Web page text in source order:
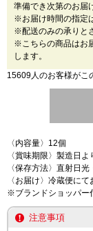
準備でき次第のお届
※お届け時間の指定
※配送のみの承りと
※こちらの商品はお
します。
15609人のお客様がこ
〈内容量〉12個
〈賞味期限〉製造日よ
〈保存方法〉直射日
〈お届け〉冷蔵便にて
※ブランドショッパー
注意事項